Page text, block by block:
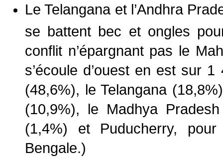
Le Telangana et l’Andhra
se battent bec et ongles
conflit n’épargnant pas le
s’écoule d’ouest en est sur
(48,6%), le Telangana
(10,9%), le Madhya
(1,4%) et Puducherry,
Bengale.)